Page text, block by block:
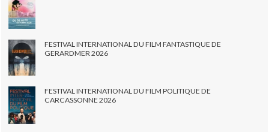
FESTIVAL INTERNATIONAL DU FILM FANTASTIQUE DE
GERARDMER 2026
FESTIVAL INTERNATIONAL DU FILM POLITIQUE DE
CARCASSONNE 2026